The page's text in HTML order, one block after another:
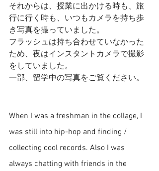
それからは、授業に出かける時も、旅
行に行く時も、いつもカメラを持ち歩
き写真を撮っていました。
フラッシュは持ち合わせていなかった
ため、夜はインスタントカメラで撮影
をしていました。
一部、留学中の写真をご覧ください。
When I was a freshman in the collage, I
was still into hip-hop and finding /
collecting cool records. Also I was
always chatting with friends in the